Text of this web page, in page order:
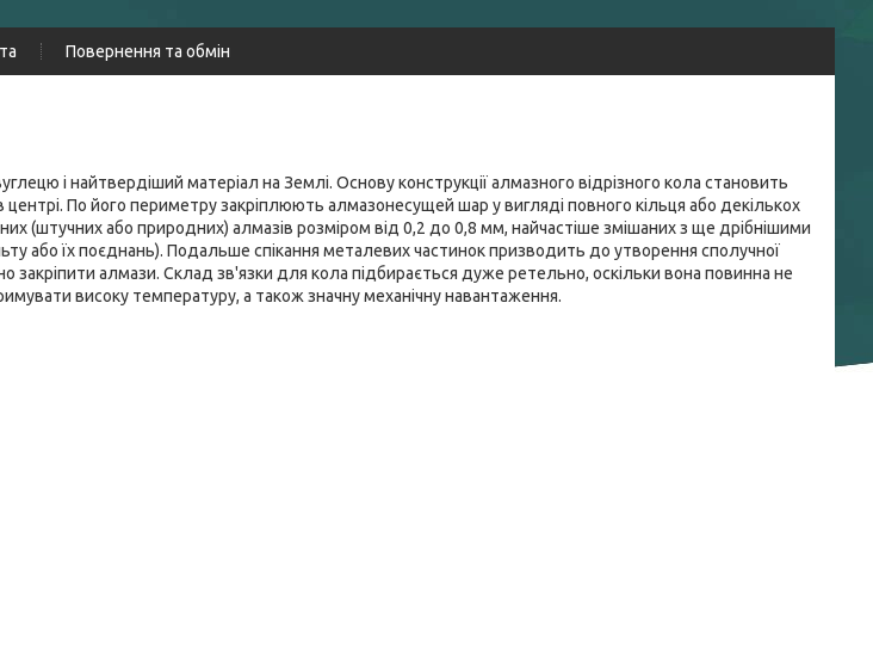
Повернення та обмін
і найтвердіший матеріал на Землі. Основу конструкції алмазного відрізного кола становить
По його периметру закріплюють алмазонесущей шар у вигляді повного кільця або декількох
(штучних або природних) алмазів розміром від 0,2 до 0,8 мм, найчастіше змішаних з ще дрібнішими
або їх поєднань). Подальше спікання металевих частинок призводить до утворення сполучної
закріпити алмази. Склад зв'язки для кола підбирається дуже ретельно, оскільки вона повинна не
високу температуру, а також значну механічну навантаження.